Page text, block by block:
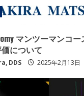
マンツーマンコ
について
DDS 2025年2月13日